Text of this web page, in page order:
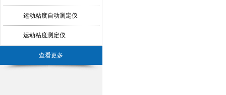
运动粘度自动测定仪
运动粘度测定仪
查看更多